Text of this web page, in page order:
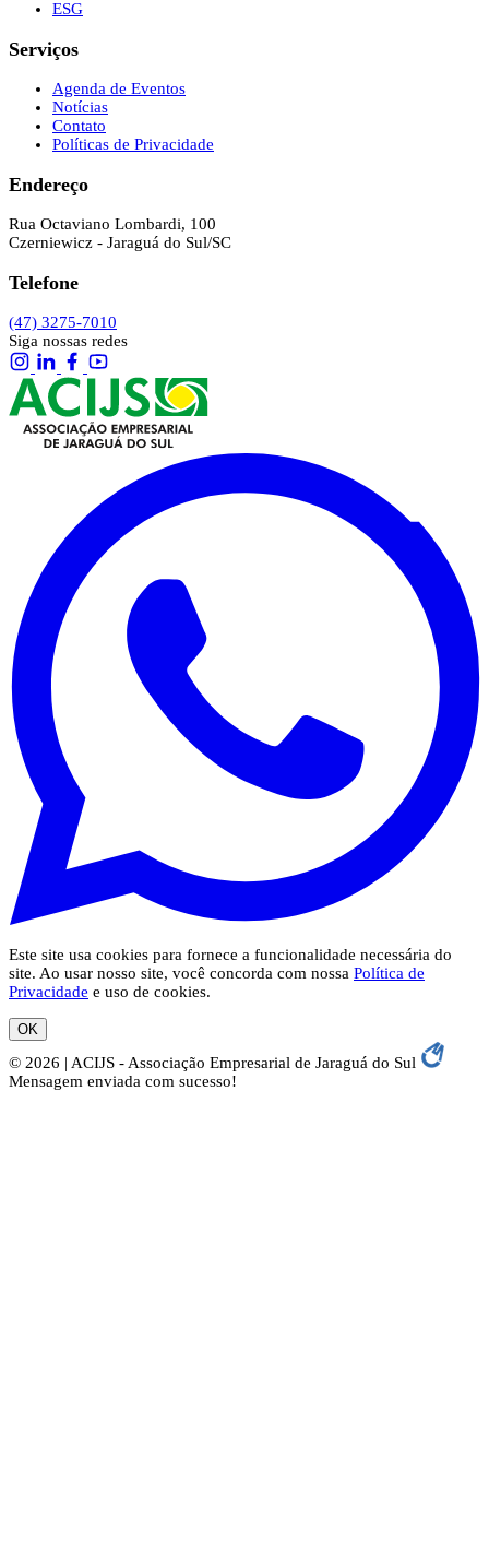
ESG
Serviços
Agenda de Eventos
Notícias
Contato
Políticas de Privacidade
Endereço
Rua Octaviano Lombardi, 100
Czerniewicz - Jaraguá do Sul/SC
Telefone
(47) 3275-7010
Siga nossas redes
Este site usa cookies para fornece a funcionalidade necessária do
site. Ao usar nosso site, você concorda com nossa Política de
Privacidade e uso de cookies.
OK
© 2026 | ACIJS - Associação Empresarial de Jaraguá do Sul
Mensagem enviada com sucesso!